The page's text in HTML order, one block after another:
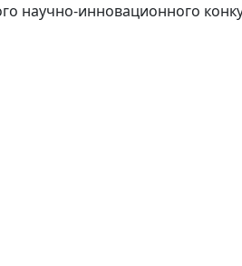
научно-инновационного